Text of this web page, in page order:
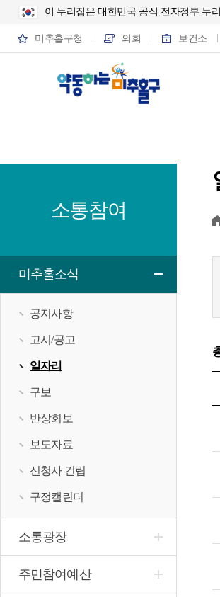
이 누리집은 대한민국 공식 전자정부 누
미추홀구청 의회 보건소
소통참여
미추홀소식
공지사항
고시/공고
일자리
구보
반상회보
보도자료
신청사 건립
구정캘린더
소통광장
주민참여예산